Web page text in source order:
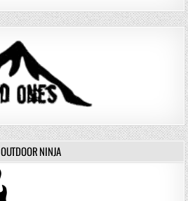
OUTDOOR NINJA